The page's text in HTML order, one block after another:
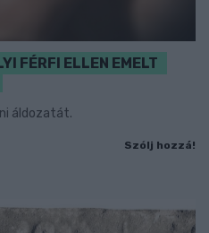
FÉRFI ELLEN EMELT
áldozatát.
Szólj hozzá!